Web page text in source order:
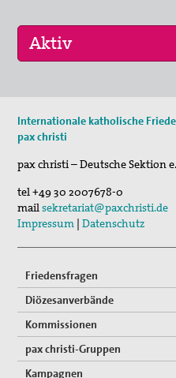
Sommerferien-
Fahrradpilgertour 2026
05. Sep 2026
Musik für den Frieden
Internationale katholische
pax christi
pax christi – Deutsche Sektion
tel+49 30 2007678-0
mailsekretariat@paxchristi.de
Impressum |Datenschutz
Friedensfragen
Diözesanverbände
Kommissionen
pax christi-Gruppen
Kampagnen